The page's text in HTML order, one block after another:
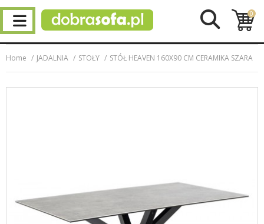
0
Home JADALNIA STOŁY STÓŁ HEAVEN 160X90 CM CERAMIKA SZARA